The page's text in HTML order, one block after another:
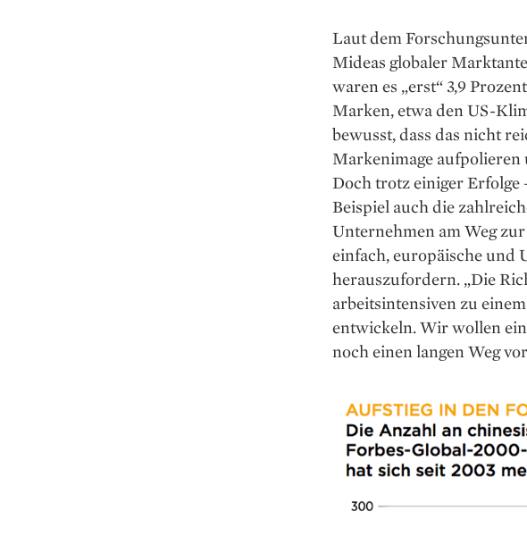
Laut dem
Mideas globaler
waren es „erst“ 3,9
Marken, etwa den US-
bewusst, dass das nicht
Markenimage
Doch trotz einiger Erfolge
Beispiel auch die
Unternehmen am Weg
einfach, europäische und
herauszufordern. „Die
arbeitsintensiven zu
entwickeln. Wir wollen
noch einen langen Weg